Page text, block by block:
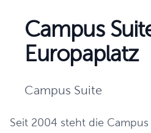
Campus
Europaplatz
Campus Suite
Seit 2004 steht die